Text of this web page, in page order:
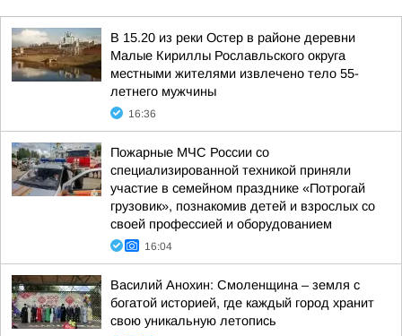
В 15.20 из реки Остер в районе деревни
Малые Кириллы Рославльского округа
местными жителями извлечено тело 55-
летнего мужчины
16:36
Пожарные МЧС России со
специализированной техникой приняли
участие в семейном празднике «Потрогай
грузовик», познакомив детей и взрослых со
своей профессией и оборудованием
16:04
Василий Анохин: Смоленщина – земля с
богатой историей, где каждый город хранит
свою уникальную летопись